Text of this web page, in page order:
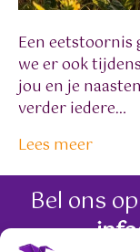
Een eetstoornis
we er ook
jou en je
verder iedere…
Lees meer
Bel ons op